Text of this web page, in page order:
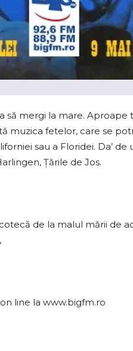
să mergi la mare.
muzica fetelor, care se
sau a Floridei. Da’ de
Țările de Jos.
de la malul mării de
line la www.bigfm.ro